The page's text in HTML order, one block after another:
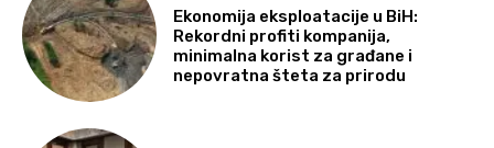
Ekonomija eksploatacije u BiH:
Rekordni profiti kompanija,
minimalna korist za građane i
nepovratna šteta za prirodu